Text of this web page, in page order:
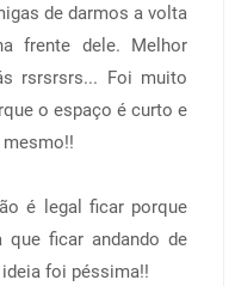
de darmos a volta
frente dele. Melhor
rsrsrsrs... Foi muito
o espaço é curto e
é legal ficar porque
que ficar andando de
foi péssima!!